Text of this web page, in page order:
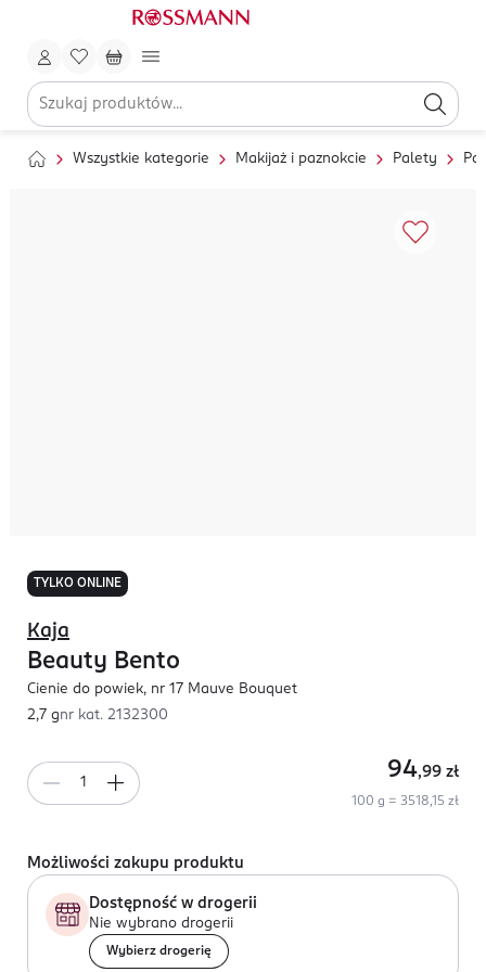
Wszystkie kategorie Makijaż i paznokcie Palety
TYLKO ONLINE
Kaja
Beauty Bento
Cienie do powiek, nr 17 Mauve Bouquet
2,7 gnr kat. 2132300
94,99 zł
100 g = 3518,15 zł
Możliwości zakupu produktu
Dostępność w drogerii
Nie wybrano drogerii
Wybierz drogerię